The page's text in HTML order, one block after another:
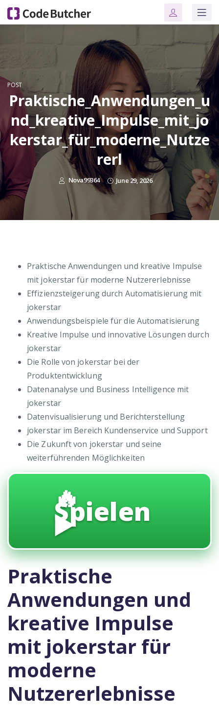
POST
Praktische_Anwendungen_u
nd_kreative_Impulse_mit_jo
kerstar_für_moderne_Nutze
rerl
Nova99364 June 29, 2026
Praktische Anwendungen und kreative Impulse
mit jokerstar für moderne Nutzererlebnisse
Effizienzsteigerung durch Automatisierung mit
jokerstar
Anwendungsbeispiele für die Automatisierung
Kreative Impulse und innovative Lösungen durch
jokerstar
Die Rolle von jokerstar bei der
Produktentwicklung
Datenanalyse und Business Intelligence mit
jokerstar
Datenvisualisierung und Berichterstellung
jokerstar im Bereich Kundenservice und Support
Die Zukunft von jokerstar und seine
weiterführenden Möglichkeiten
🔥
Spielen
▶️
Praktische
Anwendungen und
kreative Impulse
mit jokerstar für
moderne
Nutzererlebnisse